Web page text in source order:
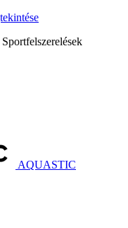
Sportfelszerelések
AQUASTIC